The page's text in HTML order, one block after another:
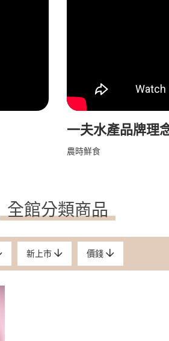
一夫水產品牌理
農時鮮食
全館分類商品
新上市 價錢